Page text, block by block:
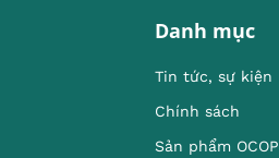
Danh mục
Tin tức, sự kiện
Chính sách
Sản phẩm OCOP